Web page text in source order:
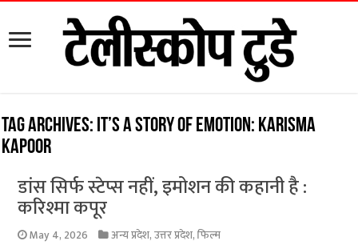
Tag Archives: it’s a story of emotion: Karisma
Kapoor
डांस सिर्फ स्टेप्स नहीं, इमोशन की कहानी है :
करिश्मा कपूर
May 4, 2026 अन्य प्रदेश,उत्तर प्रदेश,फिल्म